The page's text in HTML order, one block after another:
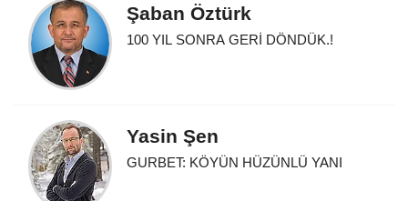
Şaban Öztürk
100 YIL SONRA GERİ DÖNDÜK.!
Yasin Şen
GURBET: KÖYÜN HÜZÜNLÜ YANI